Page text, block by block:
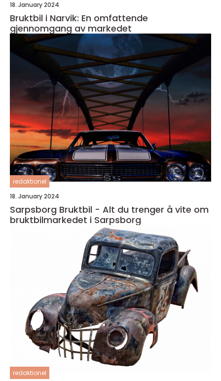
18. January 2024
Bruktbil i Narvik: En omfattende
gjennomgang av markedet
redaktionel
18. January 2024
Sarpsborg Bruktbil - Alt du trenger å vite om
bruktbilmarkedet i Sarpsborg
redaktionel